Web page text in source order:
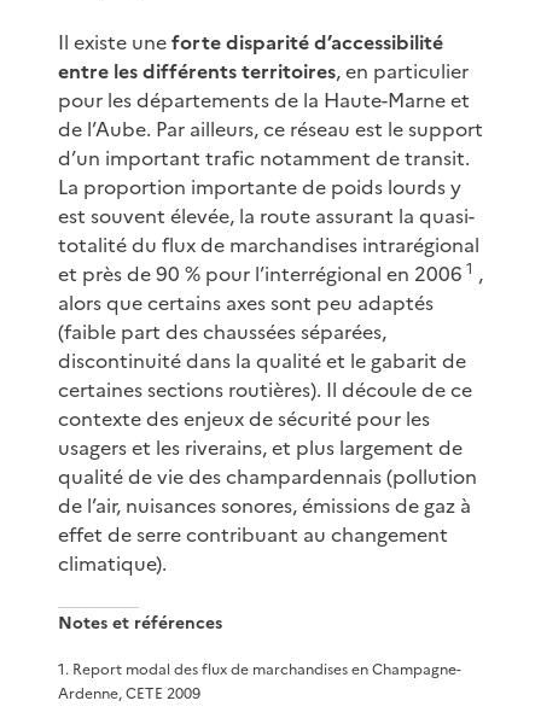
Il existe uneforte disparité d’accessibilité
entre les différents territoires, en particulier
pour les départements de la Haute-Marne et
de l’Aube. Par ailleurs, ce réseau est le support
d’un important trafic notamment de transit.
La proportion importante de poids lourds y
est souvent élevée, la route assurant la quasi-
totalité du flux de marchandises intrarégional
et près de 90 % pour l’interrégional en 2006 1 ,
alors que certains axes sont peu adaptés
(faible part des chaussées séparées,
discontinuité dans la qualité et le gabarit de
certaines sections routières). Il découle de ce
contexte des enjeux de sécurité pour les
usagers et les riverains, et plus largement de
qualité de vie des champardennais (pollution
de l’air, nuisances sonores, émissions de gaz à
effet de serre contribuant au changement
climatique).
Notes et références
1. Report modal des flux de marchandises en Champagne-
Ardenne, CETE 2009